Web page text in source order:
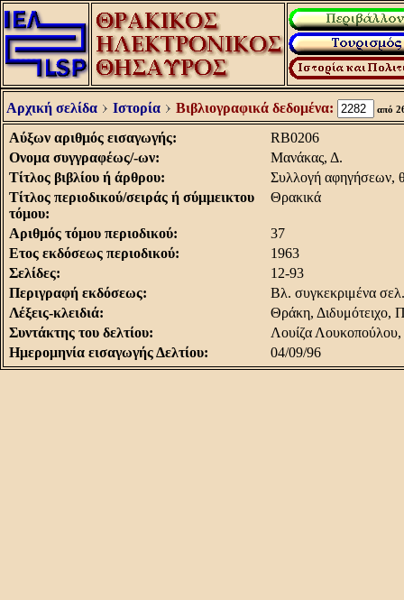
Αρχική σελίδα Ιστορία Βιβλιογραφικά δεδομένα: από
Aύξων αριθμός εισαγωγής:
RB0206
Oνομα συγγραφέως/-ων:
Mανάκας, Δ.
Tίτλος βιβλίου ή άρθρου:
Συλλογή αφηγήσεων,
Tίτλος περιοδικού/σειράς ή σύμμεικτου
τόμου:
Θρακικά
Aριθμός τόμου περιοδικού:
37
Eτος εκδόσεως περιοδικού:
1963
Σελίδες:
12-93
Περιγραφή εκδόσεως:
Bλ. συγκεκριμένα
Λέξεις-κλειδιά:
Θράκη, Διδυμότειχο,
Συντάκτης του δελτίου:
Λουίζα
Hμερομηνία εισαγωγής Δελτίου:
04/09/96